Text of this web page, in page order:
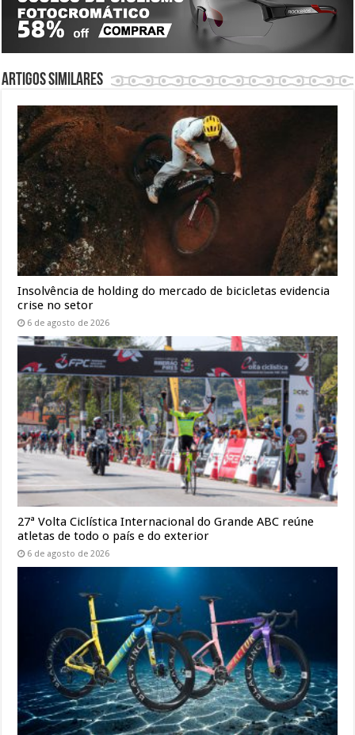
Artigos similares
Insolvência de holding do mercado de bicicletas evidencia
crise no setor
6 de agosto de 2026
27ª Volta Ciclística Internacional do Grande ABC reúne
atletas de todo o país e do exterior
6 de agosto de 2026